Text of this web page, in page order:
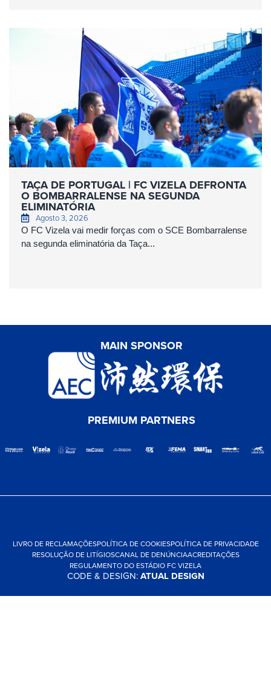
TAÇA DE PORTUGAL | FC VIZELA DEFRONTA
O BOMBARRALENSE NA SEGUNDA
ELIMINATÓRIA
Agosto 3, 2026
O FC Vizela vai medir forças com o SCE Bombarralense
na segunda eliminatória da Taça...
MAIN SPONSOR
PREMIUM PARTNERS
LIVRO DE RECLAMAÇÕESPOLÍTICA DE COOKIESPOLÍTICA DE PRIVACIDADE
RESOLUÇÃO DE LITÍGIOSCANAL DE DENÚNCIAACREDITAÇÕES
REGULAMENTO DO ESTÁDIO FC VIZELA
CODE & DESIGN:ATUAL DESIGN